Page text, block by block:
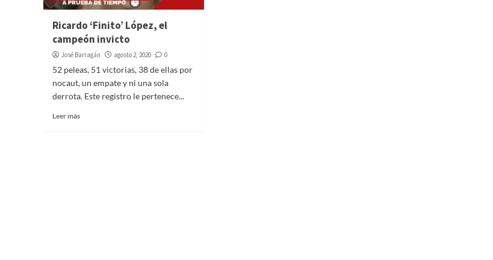
Ricardo ‘Finito’ López, el
campeón invicto
José Barragán agosto 2, 2020 0
52 peleas, 51 victorias, 38 de ellas por
nocaut, un empate y ni una sola
derrota. Este registro le pertenece...
Leer más